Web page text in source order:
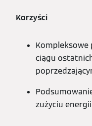
Korzyści
Kompleksowe
ciągu
zużyciu